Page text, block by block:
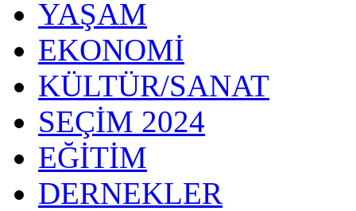
YAŞAM
EKONOMİ
KÜLTÜR/SANAT
SEÇİM 2024
EĞİTİM
DERNEKLER